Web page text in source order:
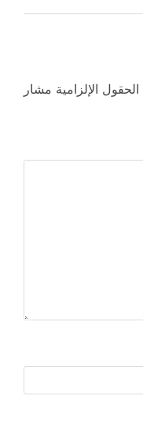
الحقول الإلزامية مشار